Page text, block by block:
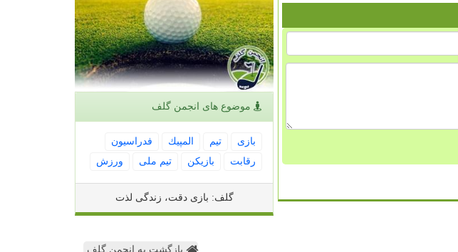
موضوع های انجمن گلف
بازی تیم المپیك
فدراسیون
رقابت
بازیكن تیم ملی ورزش
گلف: بازی دقت، زندگی لذت
بازگشت به انجمن گلف